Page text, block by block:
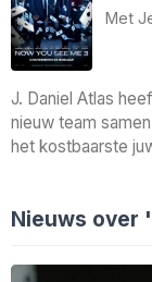
Met
J. Daniel Atlas
nieuw team
het kostbaarste
Nieuws over